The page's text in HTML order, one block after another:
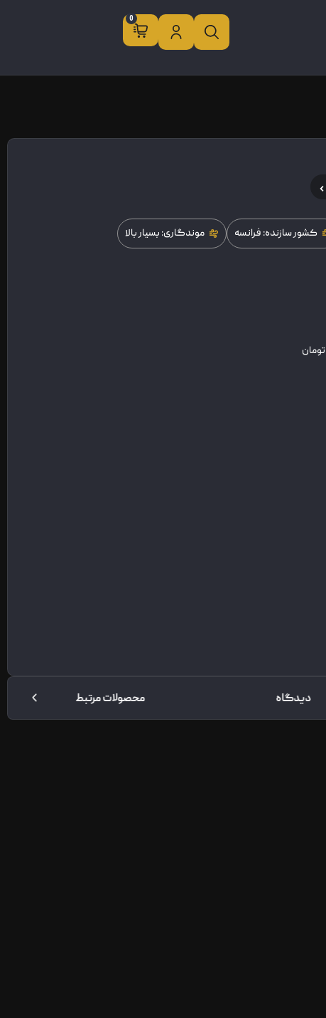
0
کشور سازنده: فرانسه موندگاری: بسیار بالا
دیدگاه محصولات مرتبط